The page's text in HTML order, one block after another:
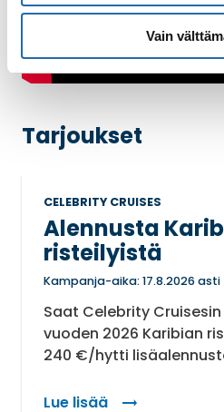
Vain
Tarjoukset
CELEBRITY CRUISES
Alennusta
risteilyistä
Kampanja-aika: 17.8.2026 asti
Saat Celebrity
vuoden 2026 Karibian
240 €/hytti
Lue lisää
: Alennusta Karibian